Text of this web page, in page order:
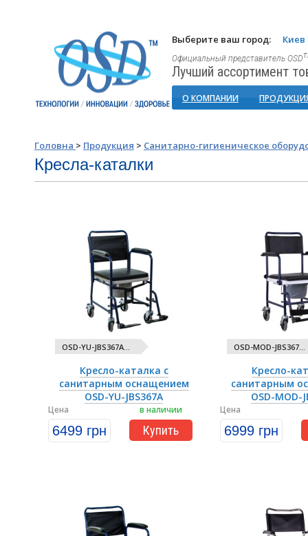
Выберите ваш город: Киев
Официальный представитель OSD
Лучший ассортимент
О КОМПАНИИ
Головна > Продукция > Санитарно-гигиеническое
Кресла-каталки
OSD-YU-JBS367A...
Кресло-каталка с
санитарным оснащением
OSD-YU-JBS367A
в наличии
Купить
Цена
6499 грн
OSD-MOD-JBS367...
Кресло-
санитарным
OSD-MOD-
Цена
6999 грн